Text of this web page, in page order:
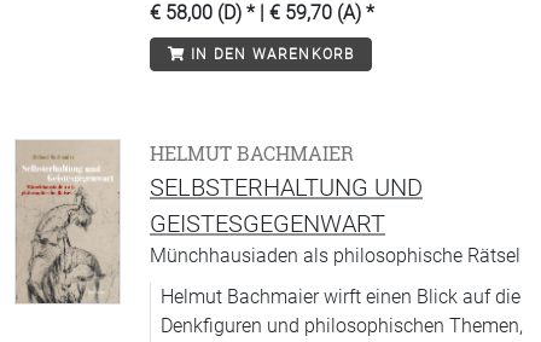
€ 58,00 (D) * | € 59,70 (A) *
IN DEN WARENKORB
HELMUT BACHMAIER
SELBSTERHALTUNG UND
GEISTESGEGENWART
Münchhausiaden als philosophische Rätsel
Helmut Bachmaier wirft einen Blick auf die
Denkfiguren und philosophischen Themen,